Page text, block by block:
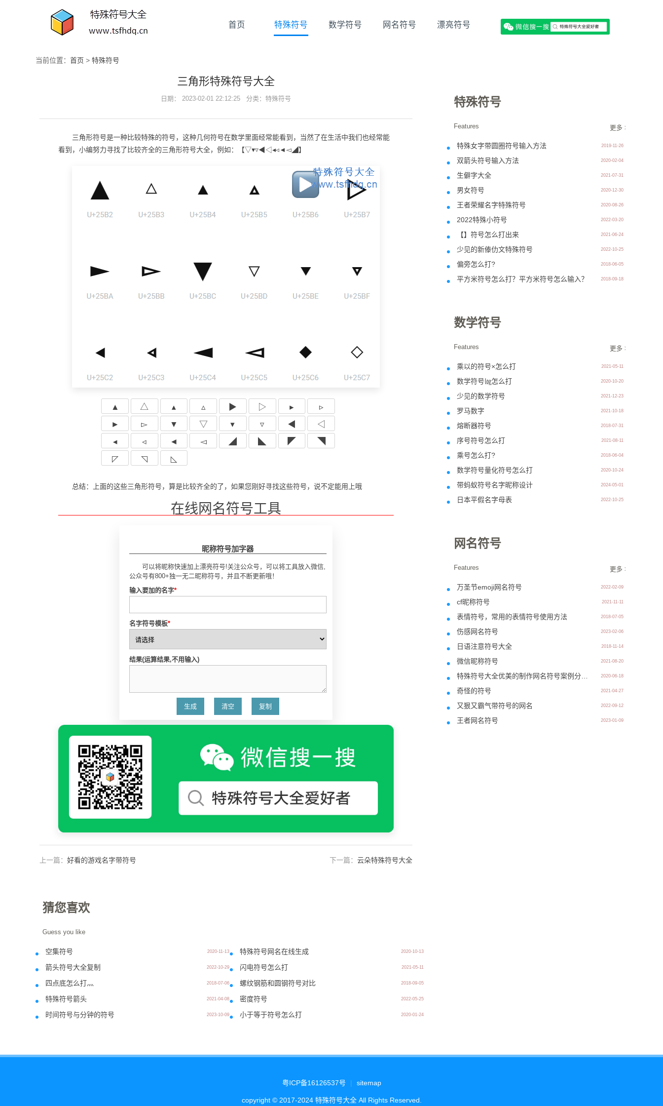
首页 特殊符号 数学符号 网名符号 漂亮符号
当前位置： 首页 > 特殊符号
三角形特殊符号大全
日期： 2023-02-01 22:12:25 分类： 特殊符号
三角形符号是一种比较特殊的符号，这种几何符号在数学里面经常能看到，当然了在生活中我们也经常能
看到，小编努力寻找了比较齐全的三角形符号大全，例如：【▽▾▿◀◁◂◃◄◅◢】
▲ △ ▴ ▵ ▶ ▷ ▸
▹
►
▻ ▼ ▽ ▾ ▿ ◀
◁
◂
◃ ◄ ◅ ◢ ◣ ◤
◥
◸
◹ ◺
总结：上面的这些三角形符号，算是比较齐全的了，如果您刚好寻找这些符号，说不定能用上哦
在线网名符号工具
昵称符号加字器
可以将昵称快速加上漂亮符号!关注公众号，可以将工具放入微信,
公众号有800+独一无二昵称符号，并且不断更新哦！
输入要加的名字*
名字符号模板*
结果(运算结果,不用输入)
上一篇：好看的游戏名字带符号 下一篇： 云朵特殊符号大全
猜您喜欢
Guess you like
空集符号 2020-11-13 特殊符号网名在线生成 2020-10-13
箭头符号大全复制 2022-10-29 闪电符号怎么打 2021-05-11
四点底怎么打灬 2018-07-06 螺纹钢筋和圆钢符号对比 2018-09-05
特殊符号箭头 2021-04-08 密度符号 2022-05-25
时间符号与分钟的符号 2023-10-09 小于等于符号怎么打 2020-01-24
特殊符号
Features 更多 >>
特殊女字带圆圈符号输入方法 2019-11-26
双箭头符号输入方法 2020-02-04
生僻字大全 2021-07-31
男女符号 2020-12-30
王者荣耀名字特殊符号 2020-08-26
2022特殊小符号 2022-03-20
【】符号怎么打出来 2021-06-24
少见的新傣仂文特殊符号 2022-10-25
偏旁怎么打? 2018-06-05
平方米符号怎么打？平方米符号怎么输入？ 2018-09-18
数学符号
Features 更多 >>
乘以的符号×怎么打 2021-05-11
数学符号㏒怎么打 2020-10-20
少见的数学符号 2021-12-23
罗马数字 2021-10-18
熔断器符号 2018-07-31
序号符号怎么打 2021-08-11
乘号怎么打? 2018-06-04
数学符号量化符号怎么打 2020-10-24
带蚂蚁符号名字昵称设计 2024-05-01
日本平假名字母表 2022-10-25
网名符号
Features 更多 >>
万圣节emoji网名符号 2022-02-09
cf昵称符号 2021-11-11
表情符号，常用的表情符号使用方法 2018-07-05
伤感网名符号 2023-02-06
日语注意符号大全 2018-11-14
微信昵称符号 2021-08-20
2020-06-18
奇怪的符号 2021-04-27
又狠又霸气带符号的网名 2022-09-12
王者网名符号 2023-01-09
粤ICP备16126537号 | sitemap
copyright © 2017-2024 特殊符号大全 All Rights Reserved.